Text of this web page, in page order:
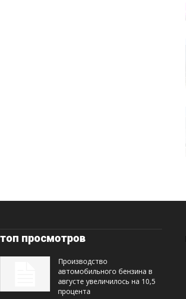
топ просмотров
Производство
автомобильного бензина в
августе увеличилось на 10,5
процента